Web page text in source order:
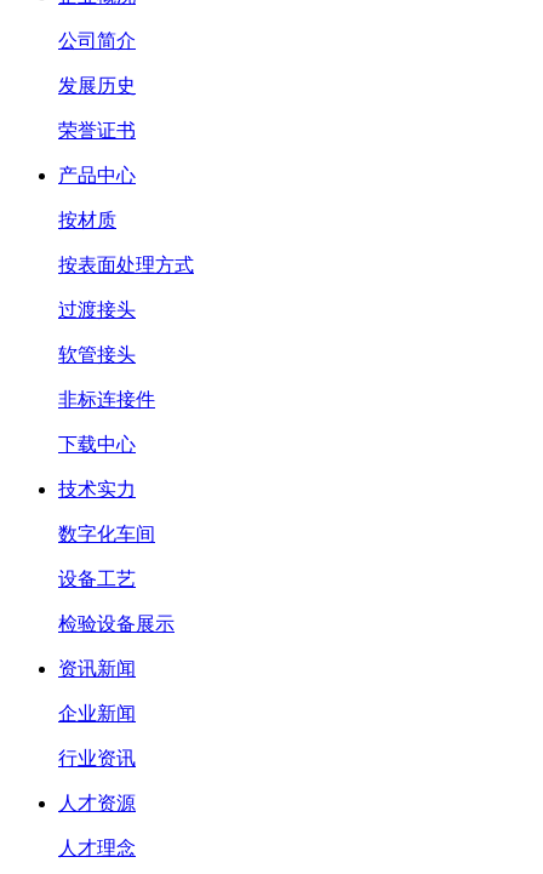
公司简介
发展历史
荣誉证书
产品中心
按材质
按表面处理方式
过渡接头
软管接头
非标连接件
下载中心
技术实力
数字化车间
设备工艺
检验设备展示
资讯新闻
企业新闻
行业资讯
人才资源
人才理念